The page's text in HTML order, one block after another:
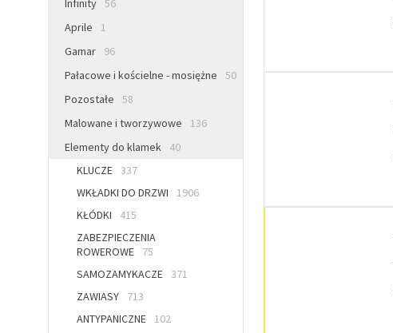
Infinity 56
Aprile
1
Gamar
96
Pałacowe i kościelne - mosiężne
50
Pozostałe
58
Malowane i tworzywowe
136
Elementy do klamek
40
KLUCZE
337
WKŁADKI DO DRZWI
1906
KŁÓDKI
415
ZABEZPIECZENIA
ROWEROWE
75
SAMOZAMYKACZE
371
ZAWIASY
713
ANTYPANICZNE
102